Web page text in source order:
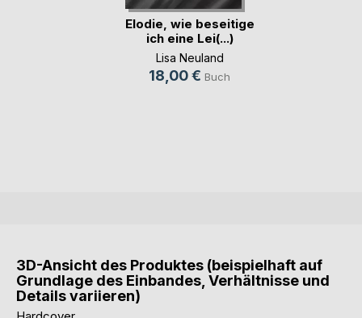
Elodie, wie beseitige
ich eine Lei(...)
Lisa Neuland
18,00 € Buch
3D-Ansicht des Produktes (beispielhaft auf
Grundlage des Einbandes, Verhältnisse und
Details variieren)